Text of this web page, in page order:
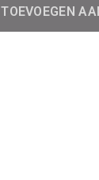
TOEVOEGEN